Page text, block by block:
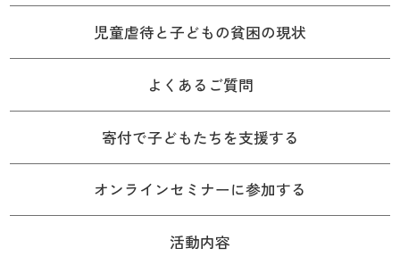
児童虐待と子どもの貧困の現状
よくあるご質問
寄付で子どもたちを支援する
オンラインセミナーに参加する
活動内容